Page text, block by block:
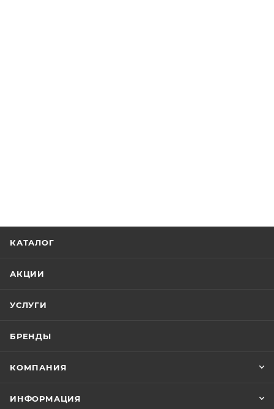
КАТАЛОГ
АКЦИИ
УСЛУГИ
БРЕНДЫ
КОМПАНИЯ
ИНФОРМАЦИЯ